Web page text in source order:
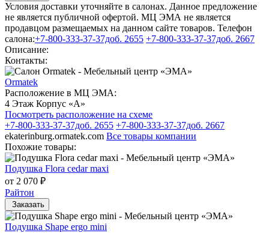
Условия доставки уточняйте в салонах. Данное предложение
не является публичной офертой. МЦ ЭМА не является
продавцом размещаемых на данном сайте товаров. Телефон
салона:+7-800-333-37-37доб. 2655 +7-800-333-37-37доб. 2667
Описание:
Контакты:
Ormatek
Расположение в МЦ ЭМА:
4 Этаж Корпус «А»
Посмотреть расположение на схеме
+7-800-333-37-37доб. 2655 +7-800-333-37-37доб. 2667
ekaterinburg.ormatek.com Все товары компании
Похожие товары:
Подушка Flora cedar maxi
от 2 070 ₽
Райтон
Заказать
Подушка Shape ergo mini